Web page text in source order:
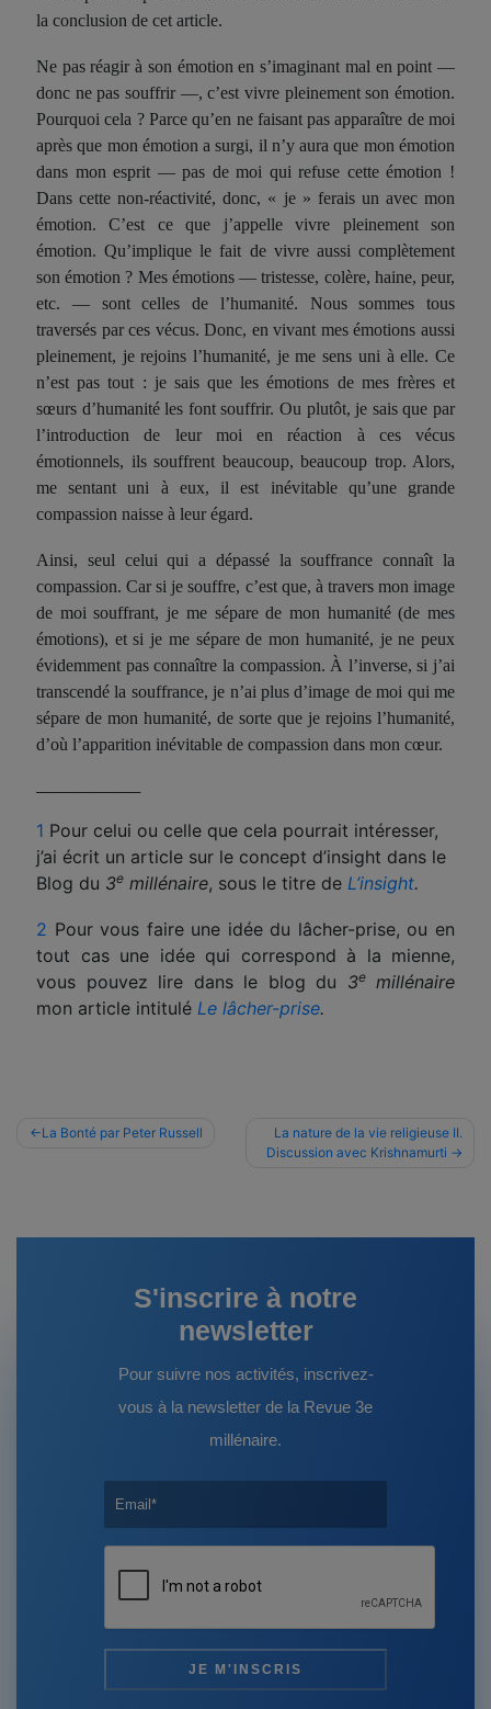
la conclusion de cet article.
Ne pas réagir à son émotion en s’imaginant mal en point —
donc ne pas souffrir —, c’est vivre pleinement son émotion.
Pourquoi cela ? Parce qu’en ne faisant pas apparaître de moi
après que mon émotion a surgi, il n’y aura que mon émotion
dans mon esprit — pas de moi qui refuse cette émotion !
Dans cette non-réactivité, donc, « je » ferais un avec mon
émotion. C’est ce que j’appelle vivre pleinement son
émotion. Qu’implique le fait de vivre aussi complètement
son émotion ? Mes émotions — tristesse, colère, haine, peur,
etc. — sont celles de l’humanité. Nous sommes tous
traversés par ces vécus. Donc, en vivant mes émotions aussi
pleinement, je rejoins l’humanité, je me sens uni à elle. Ce
n’est pas tout : je sais que les émotions de mes frères et
sœurs d’humanité les font souffrir. Ou plutôt, je sais que par
l’introduction de leur moi en réaction à ces vécus
émotionnels, ils souffrent beaucoup, beaucoup trop. Alors,
me sentant uni à eux, il est inévitable qu’une grande
compassion naisse à leur égard.
Ainsi, seul celui qui a dépassé la souffrance connaît la
compassion. Car si je souffre, c’est que, à travers mon image
de moi souffrant, je me sépare de mon humanité (de mes
émotions), et si je me sépare de mon humanité, je ne peux
évidemment pas connaître la compassion. À l’inverse, si j’ai
transcendé la souffrance, je n’ai plus d’image de moi qui me
sépare de mon humanité, de sorte que je rejoins l’humanité,
d’où l’apparition inévitable de compassion dans mon cœur.
1 Pour celui ou celle que cela pourrait intéresser,
j’ai écrit un article sur le concept d’insight dans le
Blog du 3e millénaire, sous le titre de L’insight.
2 Pour vous faire une idée du lâcher-prise, ou en
tout cas une idée qui correspond à la mienne,
vous pouvez lire dans le blog du 3emillénaire
mon article intitulé Le lâcher-prise.
Navigation
La Bonté par Peter Russell
La nature de la vie religieuse II.
Discussion avec Krishnamurti
S'inscrire à notre
newsletter
Pour suivre nos activités, inscrivez-
vous à la newsletter de la Revue 3e
millénaire.